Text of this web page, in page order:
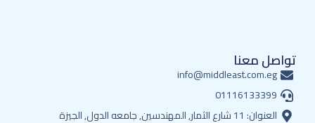
تواصل معنا
info@middleast.com.eg
01116133399
العنوان: 11 شارع الثمار, المهندسين, جامعه الدول, الجيزة